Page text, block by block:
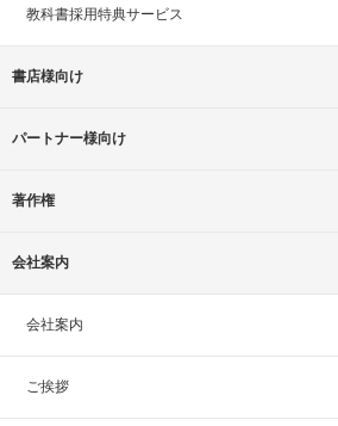
教科書採用特典サービス
書店様向け
パートナー様向け
著作権
会社案内
会社案内
ご挨拶